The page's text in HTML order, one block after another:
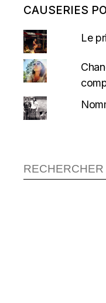
CAUSERIES
Le
Recherche :